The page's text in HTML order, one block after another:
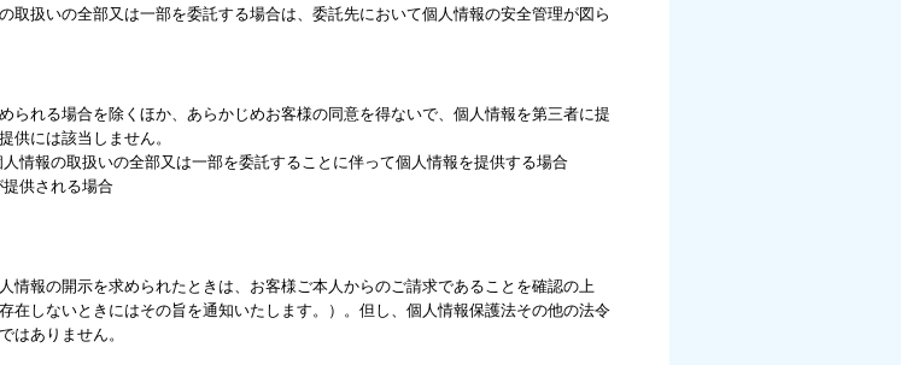
扱いの全部又は一部を委託する場合は、委託先において個人情報の安全管理が図ら
られる場合を除くほか、あらかじめお客様の同意を得ないで、個人情報を第三者に提
供には該当しません。
情報の取扱いの全部又は一部を委託することに伴って個人情報を提供する場合
提供される場合
情報の開示を求められたときは、お客様ご本人からのご請求であることを確認の上
在しないときにはその旨を通知いたします。）。但し、個人情報保護法その他の法令
はありません。